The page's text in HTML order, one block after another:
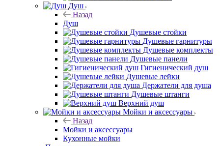
Душ
Назад
Душ
Душевые стойки
Душевые гарнитуры
Душевые комплекты
Душевые панели
Гигиенический душ
Душевые лейки
Держатели для душа
Душевые штанги
Верхний душ
Мойки и аксессуары
Назад
Мойки и аксессуары
Кухонные мойки